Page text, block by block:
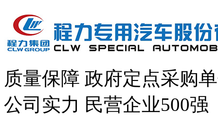
质量保障 政府定点采购
公司实力 民营企业500强